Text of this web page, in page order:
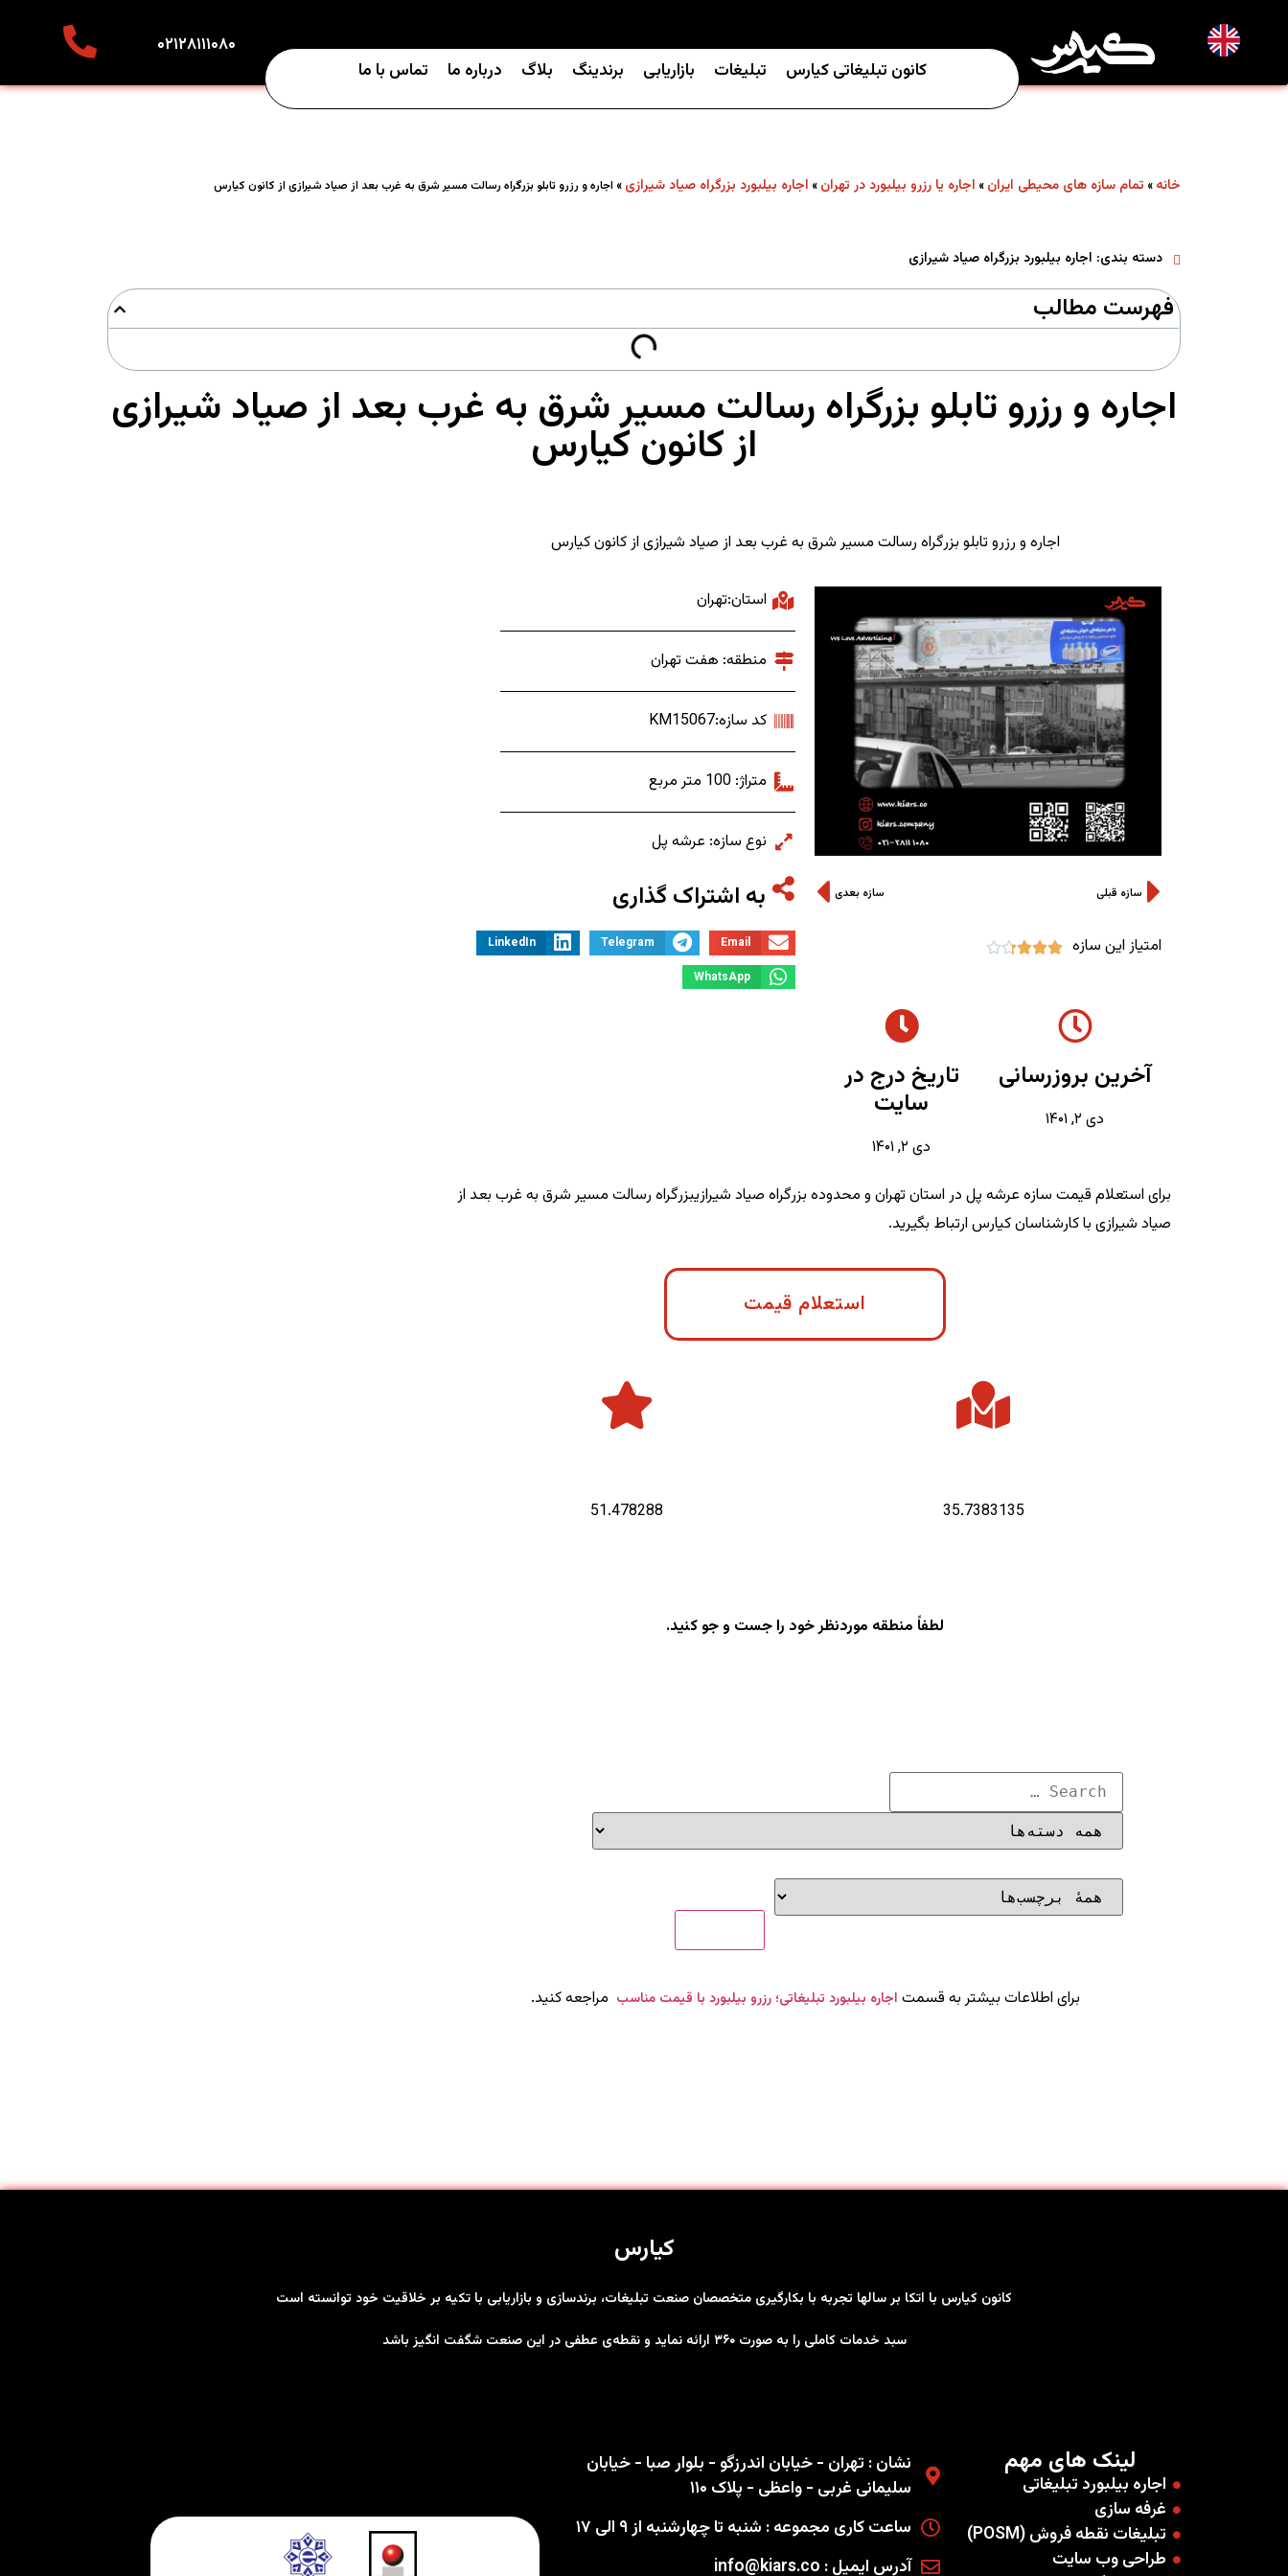
کانون تبلیغاتی کیارس تبلیغات بازاریابی برندینگ بلاگ درباره ما تماس با ما
۰۲۱۲۸۱۱۱۰۸۰
خانه » تمام سازه های محیطی ایران » اجاره یا رزرو بیلبورد در تهران » اجاره بیلبورد بزرگراه صیاد شیرازی » اجاره و رزرو تابلو بزرگراه رسالت مسیر شرق به غرب بعد از صیاد شیرازی از کانون کیارس
دسته بندی: اجاره بیلبورد بزرگراه صیاد شیرازی
فهرست مطالب
اجاره و رزرو تابلو بزرگراه رسالت مسیر شرق به غرب بعد از صیاد شیرازی
از کانون کیارس
اجاره و رزرو تابلو بزرگراه رسالت مسیر شرق به غرب بعد از صیاد شیرازی از کانون کیارس
سازه قبلی سازه بعدی
امتیاز این سازه 




آخرین بروزرسانی
دی ۲, ۱۴۰۱
تاریخ درج در
سایت
دی ۲, ۱۴۰۱
استان:تهران
منطقه: هفت تهران
کد سازه:KM15067
متراژ: 100 متر مربع
نوع سازه: عرشه پل
به اشتراک گذاری
Email
Telegram
LinkedIn
WhatsApp
برای استعلام قیمت سازه عرشه پل در استان تهران و محدوده بزرگراه صیاد شیرازیبزرگراه رسالت مسیر شرق به غرب بعد از
صیاد شیرازی با کارشناسان کیارس ارتباط بگیرید.
استعلام قیمت
35.7383135
51.478288
لطفاً منطقه موردنظر خود را جست و جو کنید.
برای اطلاعات بیشتر به قسمت اجاره بیلبورد تبلیغاتی؛ رزرو بیلبورد با قیمت مناسب مراجعه کنید.
کیارس
کانون کیارس با اتکا بر سالها تجربه با بکارگیری متخصصان صنعت تبلیغات، برندسازی و بازاریابی با تکیه بر خلاقیت خود توانسته است
سبد خدمات کاملی را به صورت ۳۶۰ ارائه نماید و نقطه‌ی عطفی در این صنعت شگفت انگیز باشد
لینک های مهم
اجاره بیلبورد تبلیغاتی
غرفه سازی
تبلیغات نقطه فروش (POSM)
طراحی وب سایت
نشان : تهران - خیابان اندرزگو - بلوار صبا - خیابان
سلیمانی غربی - واعظی - پلاک ۱۱۰
ساعت کاری مجموعه : شنبه تا چهارشنبه از ۹ الی ۱۷
آدرس ایمیل : info@kiars.co